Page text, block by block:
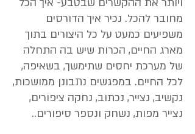
מחובר להכל. נכיר איך הדורסים
משפיעים כמעט על כל היצורים בתוך
מארג החיים, הכרות שיש בה התחלה
של מערכת יחסים שתימשך, בשאיפה,
לכל החיים. במפגשים נתבונן ממושכות,
נקשיב, נצייר, נכתוב, נחקה ציפורים,
נצייר מפות, נשחק ונספר סיפורים..